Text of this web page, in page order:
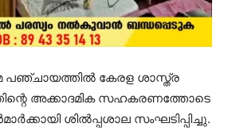
പഞ്ചായത്തില്‍ കേരള ശാസ്ത്ര
അക്കാദമിക സഹകരണത്തോടെ
ശില്‍പ്പശാല സംഘടിപ്പിച്ചു.